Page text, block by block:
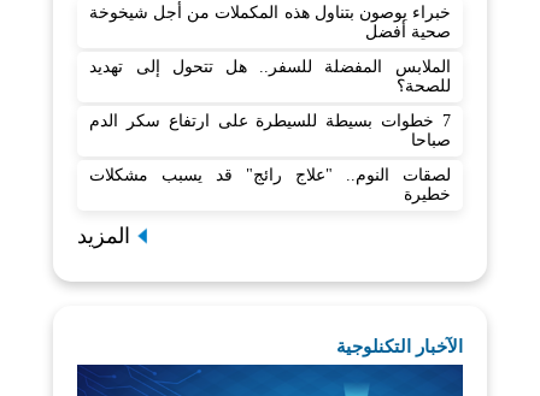
خبراء يوصون بتناول هذه المكملات من أجل شيخوخة
صحية أفضل
الملابس المفضلة للسفر.. هل تتحول إلى تهديد
للصحة؟
7 خطوات بسيطة للسيطرة على ارتفاع سكر الدم
صباحا
لصقات النوم.. "علاج رائج" قد يسبب مشكلات
خطيرة
المزيد
الآخبار التكنلوجية